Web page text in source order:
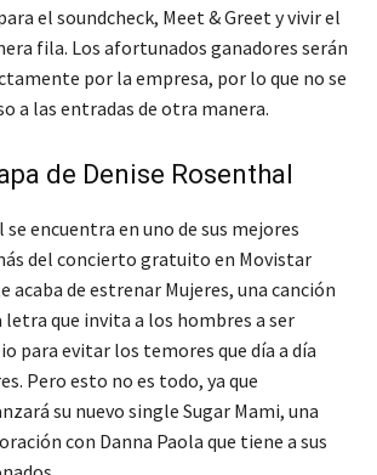
el soundcheck, Meet & Greet y vivir el
fila. Los afortunados ganadores serán
por la empresa, por lo que no se
a las entradas de otra manera.
de Denise Rosenthal
encuentra en uno de sus mejores
del concierto gratuito en Movistar
acaba de estrenar Mujeres, una canción
que invita a los hombres a ser
para evitar los temores que día a día
Pero esto no es todo, ya que
su nuevo single Sugar Mami, una
con Danna Paola que tiene a sus